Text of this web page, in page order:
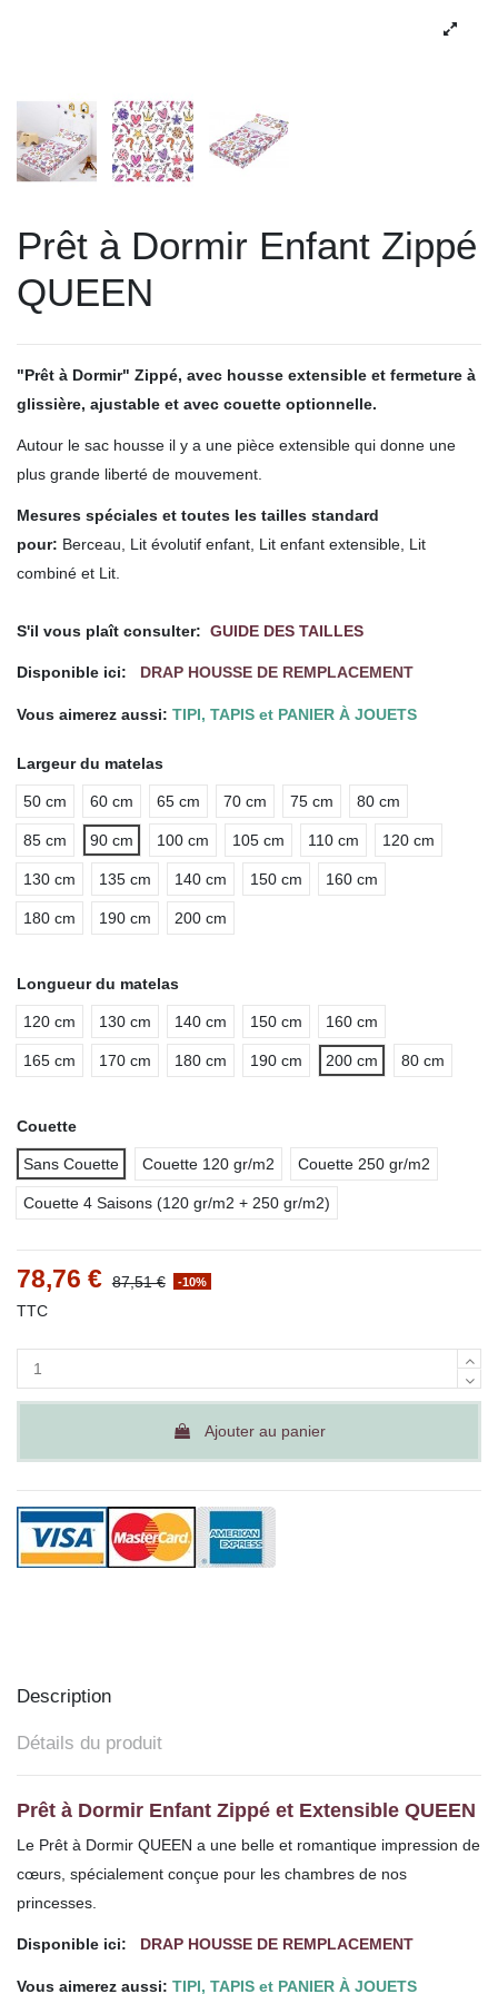
Prêt à Dormir Enfant Zippé
QUEEN
"Prêt à Dormir" Zippé, avec housse extensible et fermeture à
glissière, ajustable et avec couette optionnelle.
Autour le sac housse il y a une pièce extensible qui donne une
plus grande liberté de mouvement.
Mesures spéciales et toutes les tailles standard
pour: Berceau, Lit évolutif enfant, Lit enfant extensible, Lit
combiné et Lit.
S'il vous plaît consulter: GUIDE DES TAILLES
Disponible ici: DRAP HOUSSE DE REMPLACEMENT
Vous aimerez aussi: TIPI, TAPIS et PANIER À JOUETS
Largeur du matelas
50 cm 60 cm 65 cm 70 cm 75 cm 80 cm
85 cm 90 cm 100 cm 105 cm 110 cm 120 cm
130 cm 135 cm 140 cm 150 cm 160 cm
180 cm 190 cm 200 cm
Longueur du matelas
120 cm 130 cm 140 cm 150 cm 160 cm
165 cm 170 cm 180 cm 190 cm 200 cm 80 cm
Couette
Sans Couette Couette 120 gr/m2 Couette 250 gr/m2
Couette 4 Saisons (120 gr/m2 + 250 gr/m2)
78,76 € 87,51 € -10%
TTC
Ajouter au panier
Description
Détails du produit
Prêt à Dormir Enfant Zippé et Extensible QUEEN
Le Prêt à Dormir QUEEN a une belle et romantique impression de
cœurs, spécialement conçue pour les chambres de nos
princesses.
Disponible ici: DRAP HOUSSE DE REMPLACEMENT
Vous aimerez aussi: TIPI, TAPIS et PANIER À JOUETS